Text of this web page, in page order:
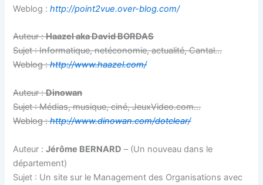
Weblog :http://point2vue.over-blog.com/
Auteur :Haazel aka David BORDAS
Sujet : Informatique, netéconomie, actualité, Cantal…
Weblog :http://www.haazel.com/
Auteur :Dinowan
Sujet : Médias, musique, ciné, JeuxVideo.com…
Weblog :http://www.dinowan.com/dotclear/
Auteur :Jérôme BERNARD – (Un nouveau dans le
département)
Sujet : Un site sur le Management des Organisations avec